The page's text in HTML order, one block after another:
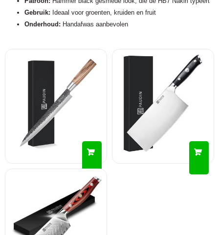
Gebruik: Ideaal voor groenten, kruiden en fruit
Onderhoud: Handafwas aanbevolen